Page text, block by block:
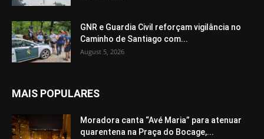
GNR e Guardia Civil reforçam vigilância no
Caminho de Santiago com...
August 5, 2026
MAIS POPULARES
Moradora canta “Avé Maria” para atenuar
quarentena na Praça do Bocage,...